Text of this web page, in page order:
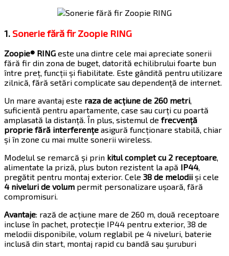
1. Sonerie fără fir Zoopie RING
Zoopie® RING este una dintre cele mai apreciate sonerii
fără fir din zona de buget, datorită echilibrului foarte bun
între preț, funcții și fiabilitate. Este gândită pentru utilizare
zilnică, fără setări complicate sau dependență de internet.
Un mare avantaj este raza de acțiune de 260 metri,
suficientă pentru apartamente, case sau curți cu poartă
amplasată la distanță. În plus, sistemul de frecvență
proprie fără interferențe asigură funcționare stabilă, chiar
și în zone cu mai multe sonerii wireless.
Modelul se remarcă și prin kitul complet cu 2 receptoare,
alimentate la priză, plus buton rezistent la apă IP44,
pregătit pentru montaj exterior. Cele 38 de melodii și cele
4 niveluri de volum permit personalizare ușoară, fără
compromisuri.
Avantaje: rază de acțiune mare de 260 m, două receptoare
incluse în pachet, protecție IP44 pentru exterior, 38 de
melodii disponibile, volum reglabil pe 4 niveluri, baterie
inclusă din start, montaj rapid cu bandă sau șuruburi